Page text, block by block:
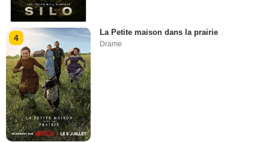
4
La Petite maison dans la prairie
Drame